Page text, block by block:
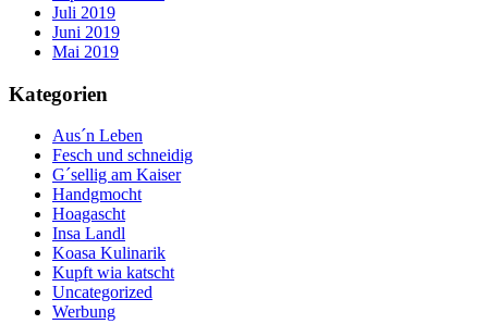
Juli 2019
Juni 2019
Mai 2019
Kategorien
Aus´n Leben
Fesch und schneidig
G´sellig am Kaiser
Handgmocht
Hoagascht
Insa Landl
Koasa Kulinarik
Kupft wia katscht
Uncategorized
Werbung